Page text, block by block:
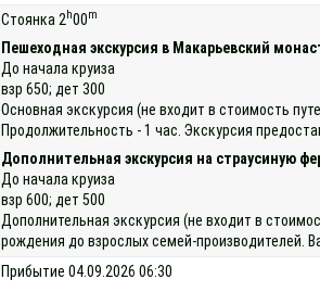
Стоянка 2 h00m
Пешеходная экскурсия в Макарьевский
До начала круиза
взр 650; дет 300
Основная экскурсия (не входит в стоимость
Продолжительность - 1 час. Экскурсия
Дополнительная экскурсия на страусиную
До начала круиза
взр 600; дет 500
Дополнительная экскурсия (не входит в
рождения до взрослых семей-производителей.
Прибытие 04.09.2026 06:30